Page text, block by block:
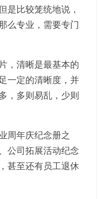
是比较笼统地说，
么专业，需要专门
清晰是最基本的
一定的清晰度，并
，多则易乱，少则
年庆纪念册之
公司拓展活动纪念
甚至还有员工退休